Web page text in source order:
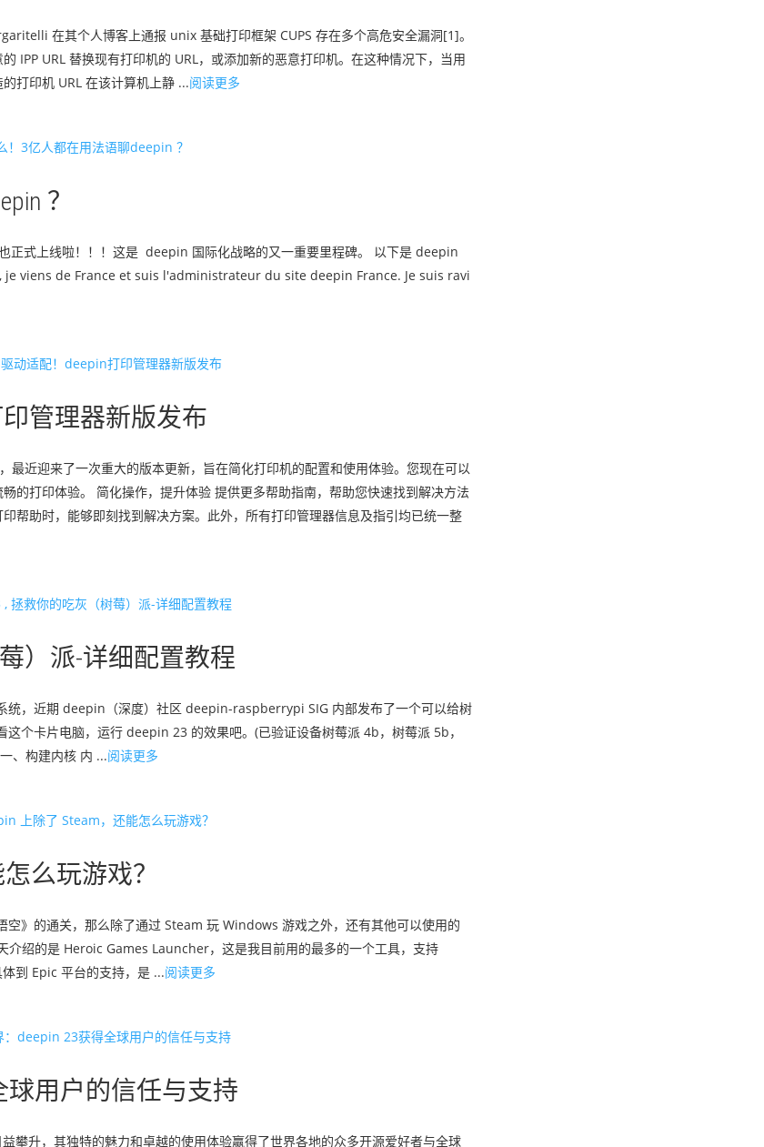
在其个人博客上通报 unix 基础打印框架 CUPS 存在多个高危安全漏洞[1]。
IPP URL 替换现有打印机的 URL，或添加新的恶意打印机。在这种情况下，当用
打印机 URL 在该计算机上静 ...阅读更多
？
式上线啦！！！这是 deepin 国际化战略的又一重要里程碑。 以下是 deepin
je viens de France et suis l'administrateur du site deepin France. Je suis ravi
管理器新版发布
近迎来了一次重大的版本更新，旨在简化打印机的配置和使用体验。您现在可以
的打印体验。 简化操作，提升体验 提供更多帮助指南，帮助您快速找到解决方法
帮助时，能够即刻找到解决方案。此外，所有打印管理器信息及指引均已统一整
）派-详细配置教程
统，近期 deepin（深度）社区 deepin-raspberrypi SIG 内部发布了一个可以给树
个卡片电脑，运行 deepin 23 的效果吧。(已验证设备树莓派 4b，树莓派 5b，
、构建内核 内 ...阅读更多
么玩游戏？
》的通关，那么除了通过 Steam 玩 Windows 游戏之外，还有其他可以使用的
绍的是 Heroic Games Launcher，这是我目前用的最多的一个工具，支持
到 Epic 平台的支持，是 ...阅读更多
球用户的信任与支持
攀升，其独特的魅力和卓越的使用体验赢得了世界各地的众多开源爱好者与全球